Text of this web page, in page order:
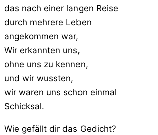
das nach einer langen Reise
durch mehrere Leben
angekommen war,
Wir erkannten uns,
ohne uns zu kennen,
und wir wussten,
wir waren uns schon einmal
Schicksal.
Wie gefällt dir das Gedicht?